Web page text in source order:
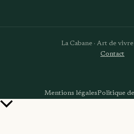
La Cabane · Art de
Contact
Mentions légalesPolitique